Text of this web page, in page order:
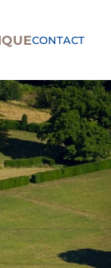
CONTACT